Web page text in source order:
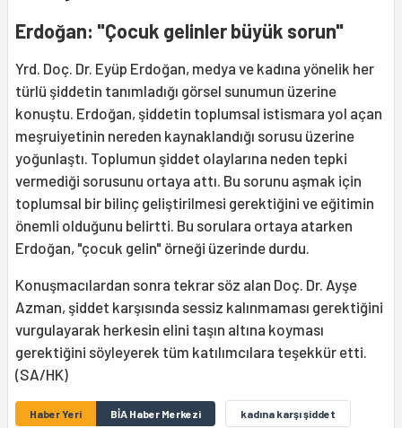
Erdoğan: "Çocuk gelinler büyük sorun"
Yrd. Doç. Dr. Eyüp Erdoğan, medya ve kadına yönelik her
türlü şiddetin tanımladığı görsel sunumun üzerine
konuştu. Erdoğan, şiddetin toplumsal istismara yol açan
meşruiyetinin nereden kaynaklandığı sorusu üzerine
yoğunlaştı. Toplumun şiddet olaylarına neden tepki
vermediği sorusunu ortaya attı. Bu sorunu aşmak için
toplumsal bir bilinç geliştirilmesi gerektiğini ve eğitimin
önemli olduğunu belirtti. Bu sorulara ortaya atarken
Erdoğan, "çocuk gelin" örneği üzerinde durdu.
Konuşmacılardan sonra tekrar söz alan Doç. Dr. Ayşe
Azman, şiddet karşısında sessiz kalınmaması gerektiğini
vurgulayarak herkesin elini taşın altına koyması
gerektiğini söyleyerek tüm katılımcılara teşekkür etti.
(SA/HK)
Haber Yeri BİA Haber Merkezi kadına karşı şiddet